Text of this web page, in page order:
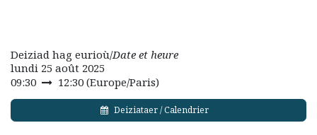
Deiziad hag eurioù/Date et heure
lundi 25 août 2025
09:30
12:30 (Europe/Paris)
Deiziataer / Calendrier